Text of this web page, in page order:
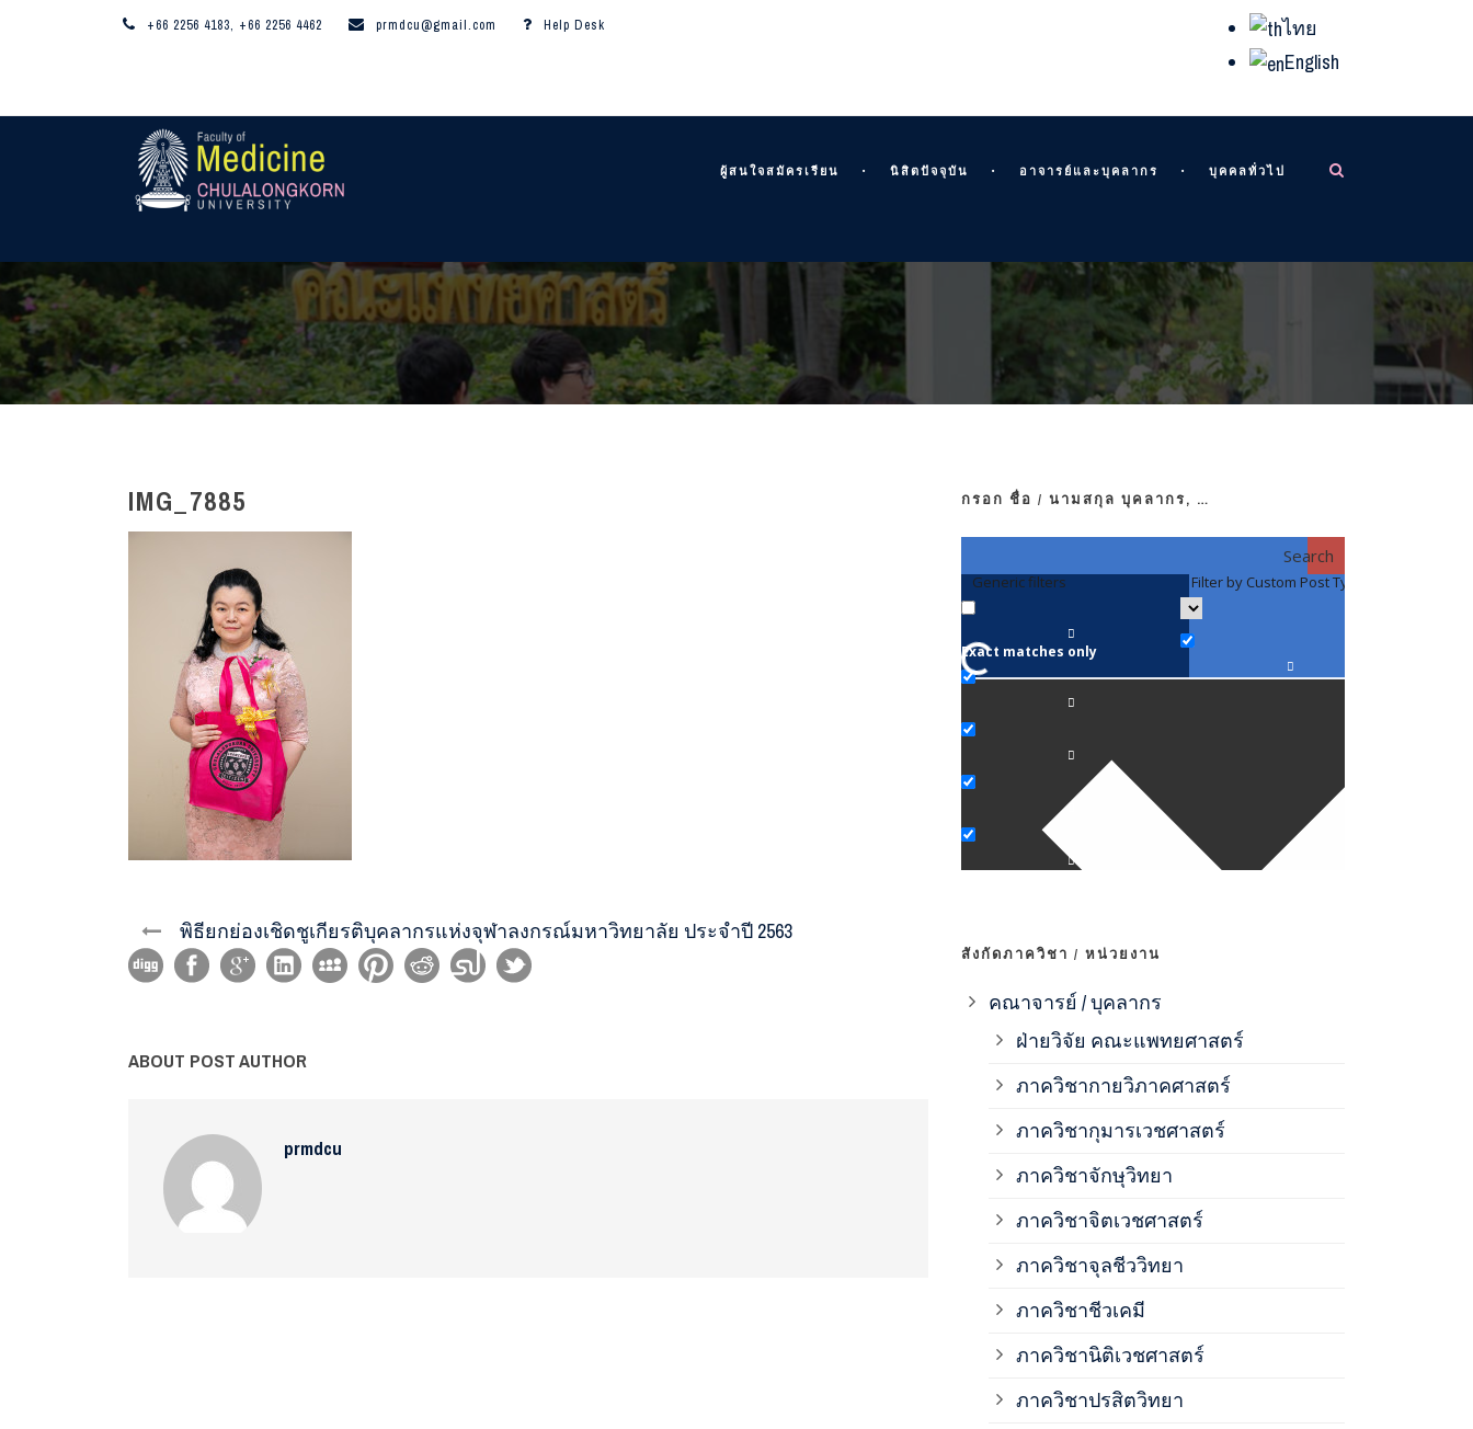
+66 2256 4183, +66 2256 4462 prmdcu@gmail.com Help Desk
ไทย
English
ผู้สนใจสมัครเรียน นิสิตปัจจุบัน อาจารย์และบุคลากร บุคคลทั่วไป
IMG_7885
พิธียกย่องเชิดชูเกียรติบุคลากรแห่งจุฬาลงกรณ์มหาวิทยาลัย ประจำปี 2563
ABOUT POST AUTHOR
prmdcu
กรอก ชื่อ / นามสกุล บุคลากร, …
Search
Generic filters
Exact matches only
Filter by Custom Post Type
สังกัดภาควิชา / หน่วยงาน
คณาจารย์ / บุคลากร
ฝ่ายวิจัย คณะแพทยศาสตร์
ภาควิชากายวิภาคศาสตร์
ภาควิชากุมารเวชศาสตร์
ภาควิชาจักษุวิทยา
ภาควิชาจิตเวชศาสตร์
ภาควิชาจุลชีววิทยา
ภาควิชาชีวเคมี
ภาควิชานิติเวชศาสตร์
ภาควิชาปรสิตวิทยา